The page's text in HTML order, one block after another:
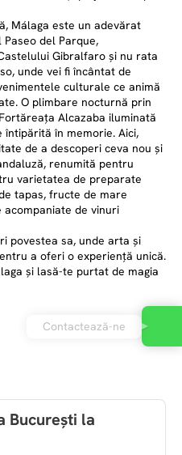
Málaga este un adevărat
del Parque,
Gibralfaro și nu rata
unde vei fi încântat de
culturale ce animă
O plimbare nocturnă prin
Alcazaba iluminată
în memorie. Aici,
de a descoperi ceva nou și
renumită pentru
varietatea de preparate
tapas, fructe de mare
de vinuri
povestea sa, unde arta și
a oferi o experiență unică.
și lasă-te purtat de magia
București la
Contactează-ne